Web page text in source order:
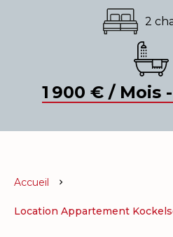
2
1 900 € / Mois
Accueil
Location Appartement